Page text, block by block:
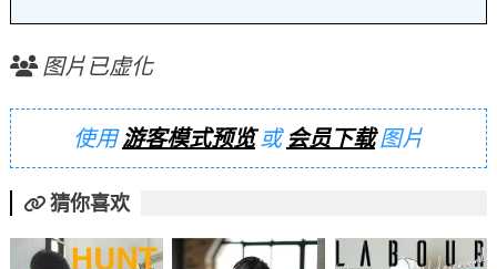
图片已虚化
使用游客模式预览或会员下载图片
猜你喜欢